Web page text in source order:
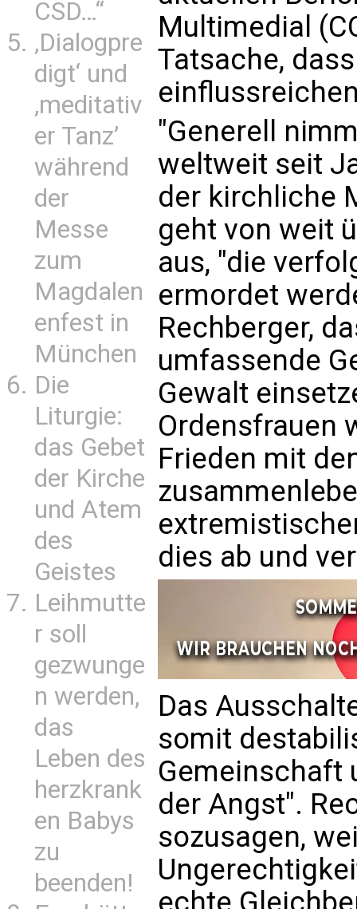
CSD…“
‚Dialogpre
digt‘ und
‚meditativ
er Tanz’
während
der
Messe
zum
Magdalen
enfest in
München
Die
Liturgie:
das Gebet
der Kirche
und Atem
des
Geistes
Leihmutte
r soll
gezwunge
n werden,
das
Leben des
herzkrank
en Babys
zu
beenden!
Multimedial
Tatsache,
"Generell
weltweit seit
der kirchliche
geht von weit
aus, "die
ermordet
Rechberger,
umfassende
Gewalt
Ordensfrauen
Frieden mit
dies ab und
Das
somit
Gemeinschaft
der Angst".
sozusagen,